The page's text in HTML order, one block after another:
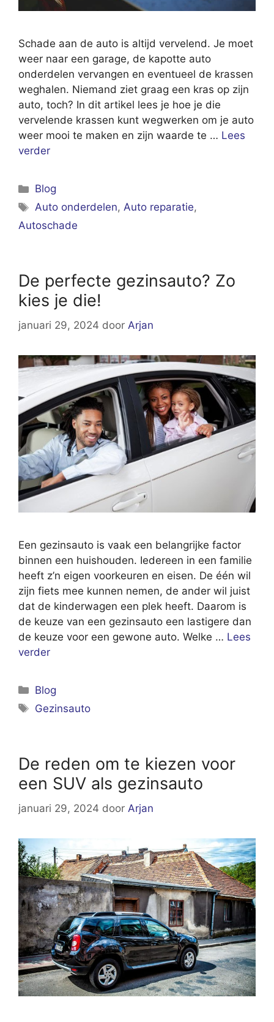
Schade aan de auto is altijd vervelend. Je moet
weer naar een garage, de kapotte auto
onderdelen vervangen en eventueel de krassen
weghalen. Niemand ziet graag een kras op zijn
auto, toch? In dit artikel lees je hoe je die
vervelende krassen kunt wegwerken om je auto
weer mooi te maken en zijn waarde te … Lees
verder
Categorieën
Blog
Tags
Auto onderdelen,Auto reparatie,
Autoschade
De perfecte gezinsauto? Zo
kies je die!
januari 29, 2024 door Arjan
Een gezinsauto is vaak een belangrijke factor
binnen een huishouden. Iedereen in een familie
heeft z’n eigen voorkeuren en eisen. De één wil
zijn fiets mee kunnen nemen, de ander wil juist
dat de kinderwagen een plek heeft. Daarom is
de keuze van een gezinsauto een lastigere dan
de keuze voor een gewone auto. Welke … Lees
verder
Categorieën
Blog
Tags
Gezinsauto
De reden om te kiezen voor
een SUV als gezinsauto
januari 29, 2024 door Arjan